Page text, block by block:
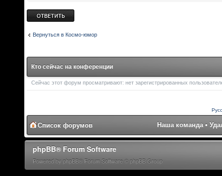
Ответить
Вернуться в Космо-юмор
Кто сейчас на конференции
Сейчас этот форум просматривают: нет зарегистрированных
Список форумов Наша команда •
phpBB® Forum Software
Powered by phpBB® Forum Software © phpBB Group